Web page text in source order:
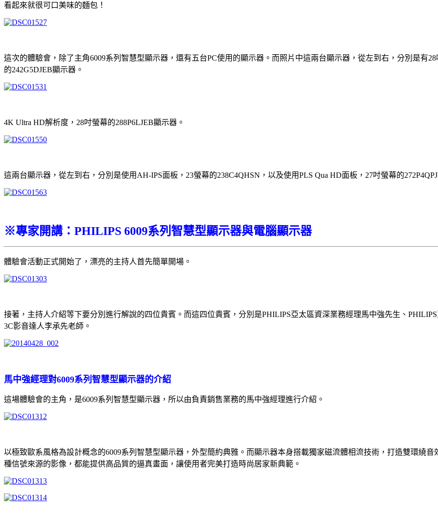
看起來就很可口美味的麵包！
這次的體驗會，除了主角6009系列智慧型顯示器，還有五台PC使用的顯示器。而照片中這兩台顯示器，從左到右，分別是有
的242G5DJEB顯示器。
4K Ultra HD解析度，28吋螢幕的288P6LJEB顯示器。
這兩台顯示器，從左到右，分別是使用AH-IPS面板，23螢幕的238C4QHSN，以及使用PLS Qua HD面板，27吋螢幕的
※專家開講：PHILIPS 6009系列智慧型顯示器與電腦顯示器
體驗會活動正式開始了，漂亮的主持人首先簡單開場。
接著，主持人介紹等下要分別進行解說的四位貴賓。而這四位貴賓，分別是PHILIPS亞太區資深業務經理馬中強先生、
3C影音達人李承先老師。
馬中強經理對6009系列智慧型顯示器的介紹
這場體驗會的主角，是6009系列智慧型顯示器，所以由負責銷售業務的馬中強經理進行介紹。
以極致歐系風格為設計概念的6009系列智慧型顯示器，外型簡約典雅。而顯示器本身搭載獨家磁流體相流技術，打造雙環繞
種信號來源的影像，都能提供高品質的逼真畫面，讓使用者完美打造時尚居家新典範。